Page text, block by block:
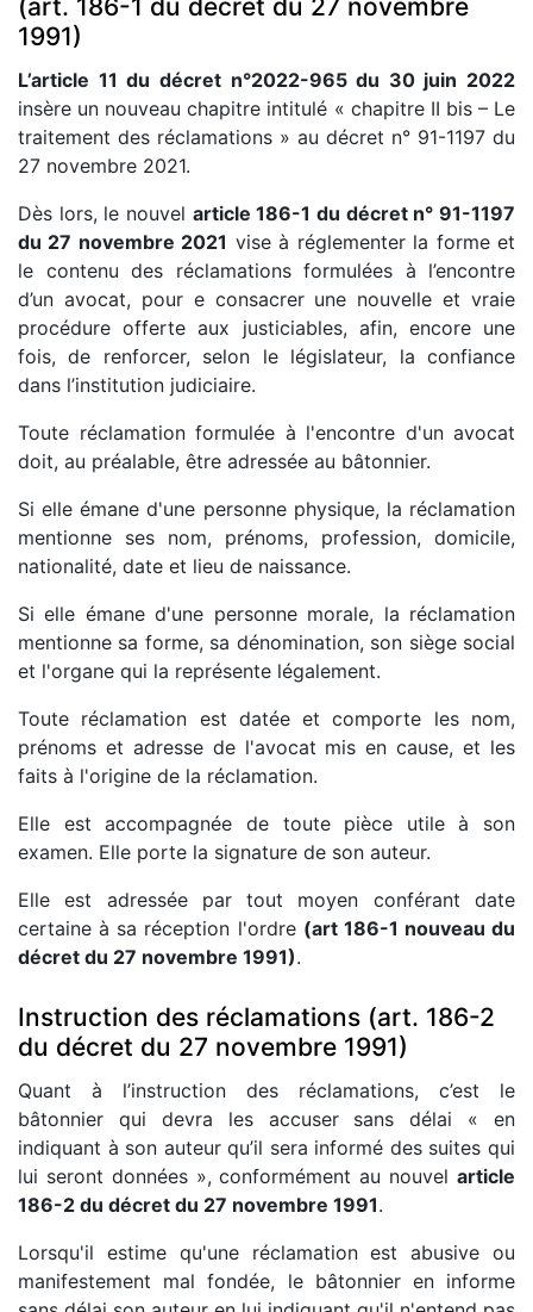
(art. 186-1 du décret du 27 novembre
1991)
L’article 11 du décret n°2022-965 du 30 juin 2022
insère un nouveau chapitre intitulé « chapitre II bis – Le
traitement des réclamations » au décret n° 91-1197 du
27 novembre 2021.
Dès lors, le nouvel article 186-1 du décret n° 91-1197
du 27 novembre 2021 vise à réglementer la forme et
le contenu des réclamations formulées à l’encontre
d’un avocat, pour e consacrer une nouvelle et vraie
procédure offerte aux justiciables, afin, encore une
fois, de renforcer, selon le législateur, la confiance
dans l’institution judiciaire.
Toute réclamation formulée à l'encontre d'un avocat
doit, au préalable, être adressée au bâtonnier.
Si elle émane d'une personne physique, la réclamation
mentionne ses nom, prénoms, profession, domicile,
nationalité, date et lieu de naissance.
Si elle émane d'une personne morale, la réclamation
mentionne sa forme, sa dénomination, son siège social
et l'organe qui la représente légalement.
Toute réclamation est datée et comporte les nom,
prénoms et adresse de l'avocat mis en cause, et les
faits à l'origine de la réclamation.
Elle est accompagnée de toute pièce utile à son
examen. Elle porte la signature de son auteur.
Elle est adressée par tout moyen conférant date
certaine à sa réception l'ordre (art 186-1 nouveau du
décret du 27 novembre 1991).
Instruction des réclamations (art. 186-2
du décret du 27 novembre 1991)
Quant à l’instruction des réclamations, c’est le
bâtonnier qui devra les accuser sans délai « en
indiquant à son auteur qu’il sera informé des suites qui
lui seront données », conformément au nouvel article
186-2 du décret du 27 novembre 1991.
Lorsqu'il estime qu'une réclamation est abusive ou
manifestement mal fondée, le bâtonnier en informe